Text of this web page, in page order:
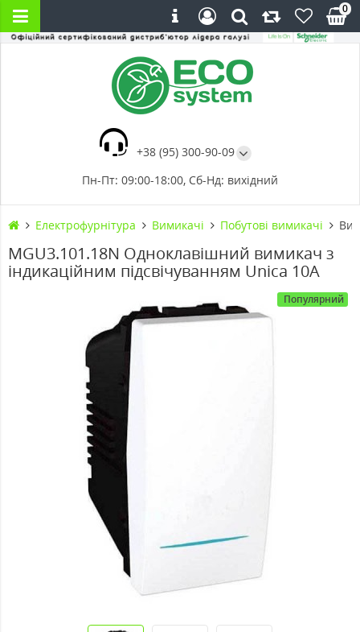
+38 (95) 300-90-09
Пн-Пт: 09:00-18:00, Сб-Нд: вихідний
0
Електрофурнітура Вимикачі Побутові вимикачі
MGU3.101.18N Одноклавішний вимикач з
індикаційним підсвічуванням Unica 10А
Популярний